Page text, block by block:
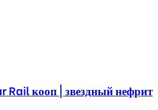
Rail кооп | звездный нефрит